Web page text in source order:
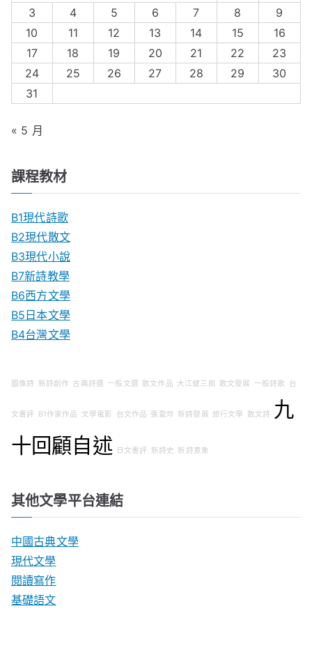
3
4 5 6 7 8
9
10
11 12 13 14 15
16
17
18 19 20 21 22
23
24
25 26 27 28 29
30
31
« 5 月
課程教材
B1現代詩歌
B2現代散文
B3現代小說
B7新詩教學
B6西方文學
B5日本文學
B4台灣文學
圖像詩 新詩創作 古典詩選 一般文選 散文作品 大江健三郎 散文發展 一般詩歌 台
文書評 B1作家作品 文學電影 台文作品 張愛玲 新詩發展 旅行文學 散文詩
九
十回顧自述
日文書評 新詩史 新詩意象
其他文學平台連結
中國古典文學
現代文學
閱讀寫作
基礎語文